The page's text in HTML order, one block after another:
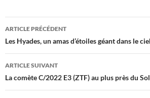
Navigation
des
articles
ARTICLE PRÉCÉDENT
Les Hyades, un amas d’étoiles géant dans le
ARTICLE SUIVANT
La comète C/2022 E3 (ZTF) au plus près du